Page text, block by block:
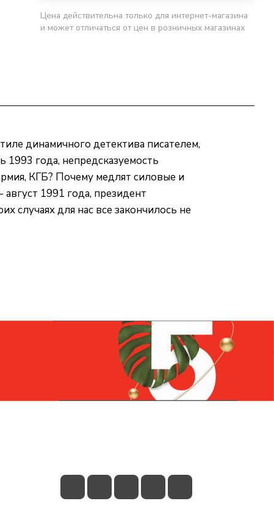
Цена действительна только для интернет-магазина
и может отличаться от цен в розничных магазинах
динамичного детектива писателем,
года, непредсказуемость
КГБ? Почему медлят силовые и
1991 года, президент
случаях для нас все закончилось не